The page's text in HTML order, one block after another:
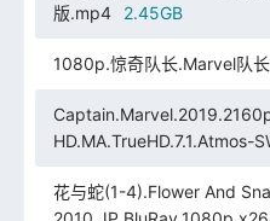
版.mp4
2.45GB
1080p.惊奇队长.Marvel队长
HD.MA.TrueHD.7.1.Atmos-
花与蛇(1-4).Flower And